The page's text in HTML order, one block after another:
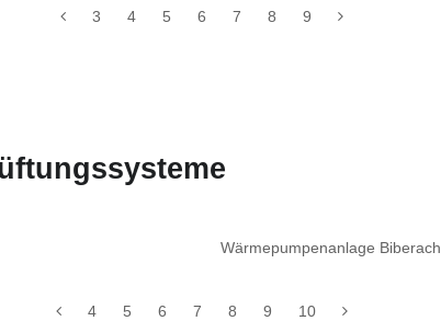
3 4 5 6 7 8 9
Wärmepumpenanlage Biberach
4 5 6 7 8 9 10